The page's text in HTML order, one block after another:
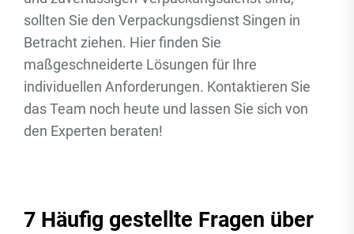
sollten Sie den Verpackungsdienst Singen in
Betracht ziehen. Hier finden Sie
maßgeschneiderte Lösungen für Ihre
individuellen Anforderungen. Kontaktieren Sie
das Team noch heute und lassen Sie sich von
den Experten beraten!
7 Häufig gestellte Fragen über